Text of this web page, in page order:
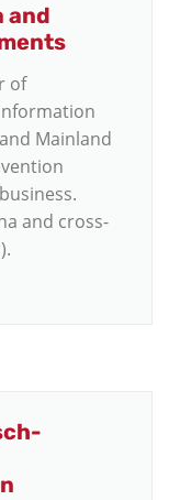
and
of
Mainland
and cross-